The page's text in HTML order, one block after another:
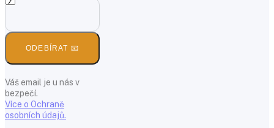
ODEBÍRAT 📧
Váš email je u nás v
bezpečí.
Více o Ochraně
osobních údajů.